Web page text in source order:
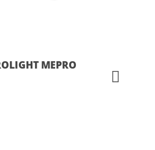
MEPRO